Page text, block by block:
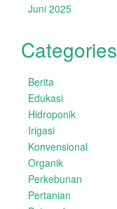
Juni 2025
Categories
Berita
Edukasi
Hidroponik
Irigasi
Konvensional
Organik
Perkebunan
Pertanian